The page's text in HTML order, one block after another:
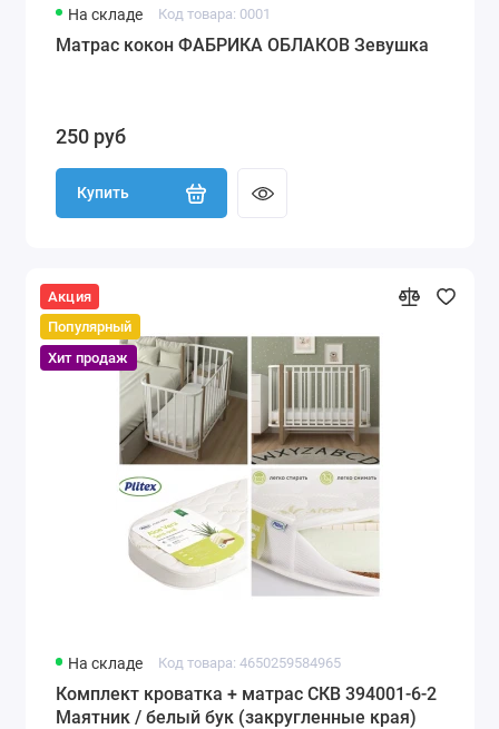
На складе Код товара: 0001
Матрас кокон ФАБРИКА ОБЛАКОВ Зевушка
250 руб
Купить
Акция
Популярный
Хит продаж
На складе Код товара: 4650259584965
Комплект кроватка + матрас СКВ 394001-6-2
Маятник / белый бук (закругленные края)